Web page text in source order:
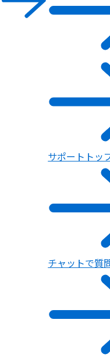
サポートトッ
チャットで質